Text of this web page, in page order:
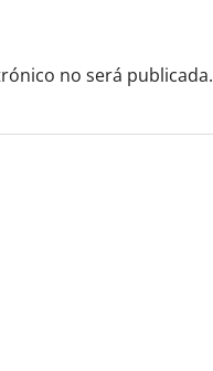
no será publicada.